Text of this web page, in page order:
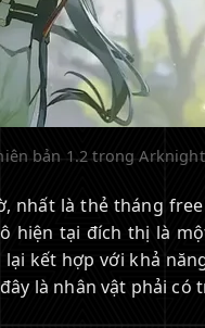
bản 1.2 trong
nhất là thẻ tháng
hiện tại đích thị là
kết hợp với khả
là nhân vật phải có